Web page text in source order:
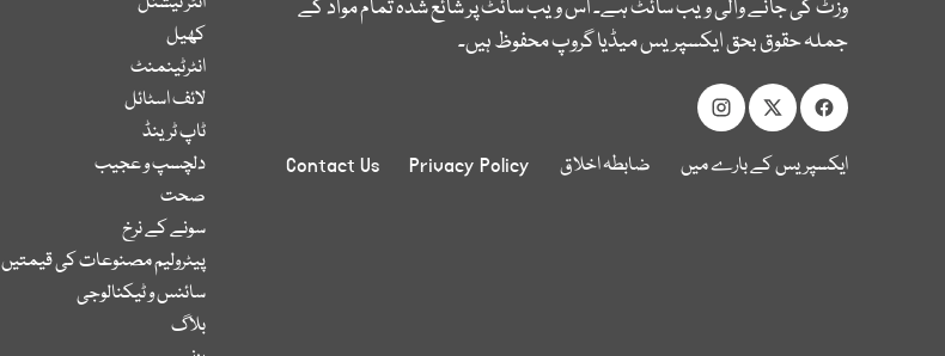
وزٹ کی جانے والی ویب سائٹ ہے۔ اس ویب سائٹ پر شائع شدہ تمام مواد کے
جملہ حقوق بحق ایکسپریس میڈیا گروپ محفوظ ہیں۔
ایکسپریس کے بارے میں ضابطہ اخلاق Privacy Policy
Contact Us
کھیل
انٹرٹینمنٹ
لائف اسٹائل
ٹاپ ٹرینڈ
دلچسپ و عجیب
صحت
سونے کے نرخ
پیٹرولیم مصنوعات کی قیمتیں
سائنس و ٹیکنالوجی
بلاگ